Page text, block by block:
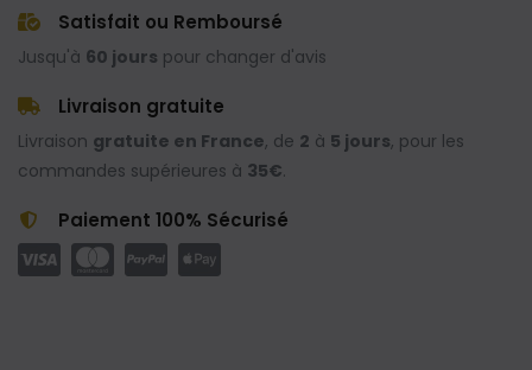
Satisfait ou Remboursé
Jusqu'à 60 jours pour changer d'avis
Livraison gratuite
Livraison gratuite en France, de 2 à 5 jours, pour les
commandes supérieures à 35€.
Paiement 100% Sécurisé